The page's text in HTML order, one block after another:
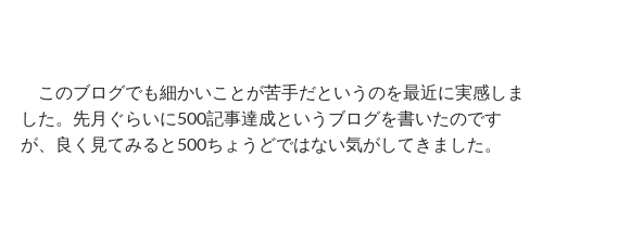
このブログでも細かいことが苦手だというのを最近に実感しま
した。先月ぐらいに500記事達成というブログを書いたのです
が、良く見てみると500ちょうどではない気がしてきました。